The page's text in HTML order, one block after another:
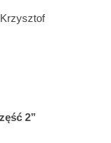
Krzysztof
2”